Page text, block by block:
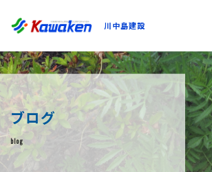
川中島建設
川中島建設
トップ
トピックス
事業内容
ブログ
blog